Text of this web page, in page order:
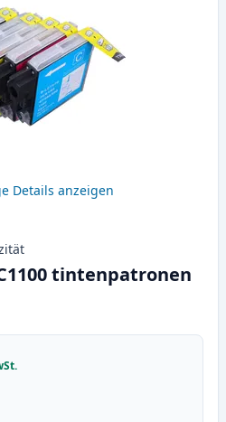
Details anzeigen
tintenpatronen